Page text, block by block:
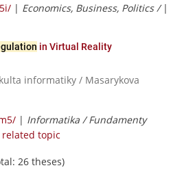
| Economics, Business, Politics / |
in Virtual Reality
informatiky / Masarykova
| Informatika / Fundamenty
related topic
26 theses)